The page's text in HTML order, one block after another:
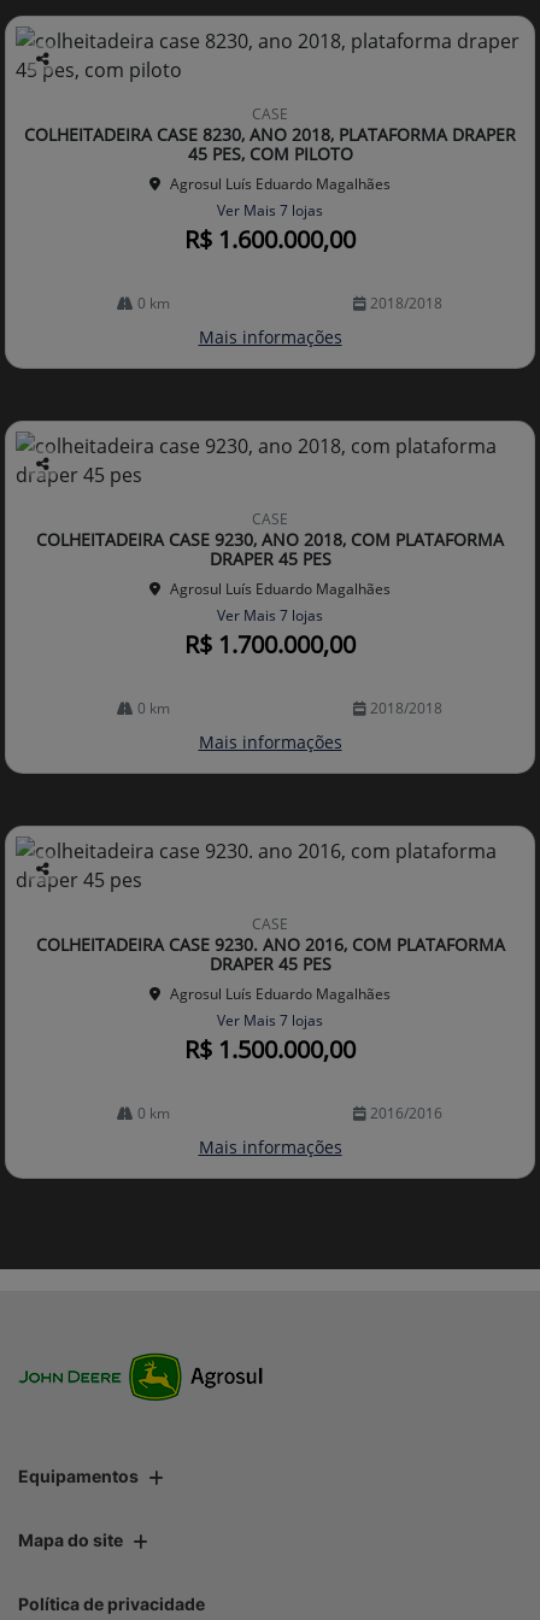
Co
arti
lhe
CASE
COLHEITADEIRA CASE 8230, ANO 2018, PLATAFORMA DRAPER
45 PES, COM PILOTO
Agrosul Luís Eduardo Magalhães
Ver Mais 7 lojas
R$ 1.600.000,00
0 km 2018/2018
Mais informações
Co
arti
lhe
CASE
COLHEITADEIRA CASE 9230, ANO 2018, COM PLATAFORMA
DRAPER 45 PES
Agrosul Luís Eduardo Magalhães
Ver Mais 7 lojas
R$ 1.700.000,00
0 km 2018/2018
Mais informações
Co
arti
lhe
CASE
COLHEITADEIRA CASE 9230. ANO 2016, COM PLATAFORMA
DRAPER 45 PES
Agrosul Luís Eduardo Magalhães
Ver Mais 7 lojas
R$ 1.500.000,00
0 km 2016/2016
Mais informações
Equipamentos
Mapa do site
Política de privacidade